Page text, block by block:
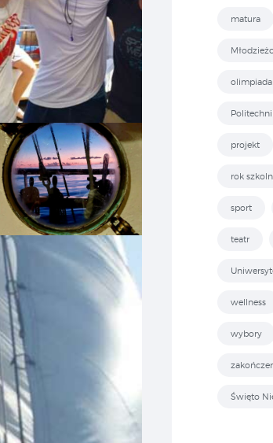
matura
olimpiada
projekt
rok
sport
teatr
wellness
wybory
Święto